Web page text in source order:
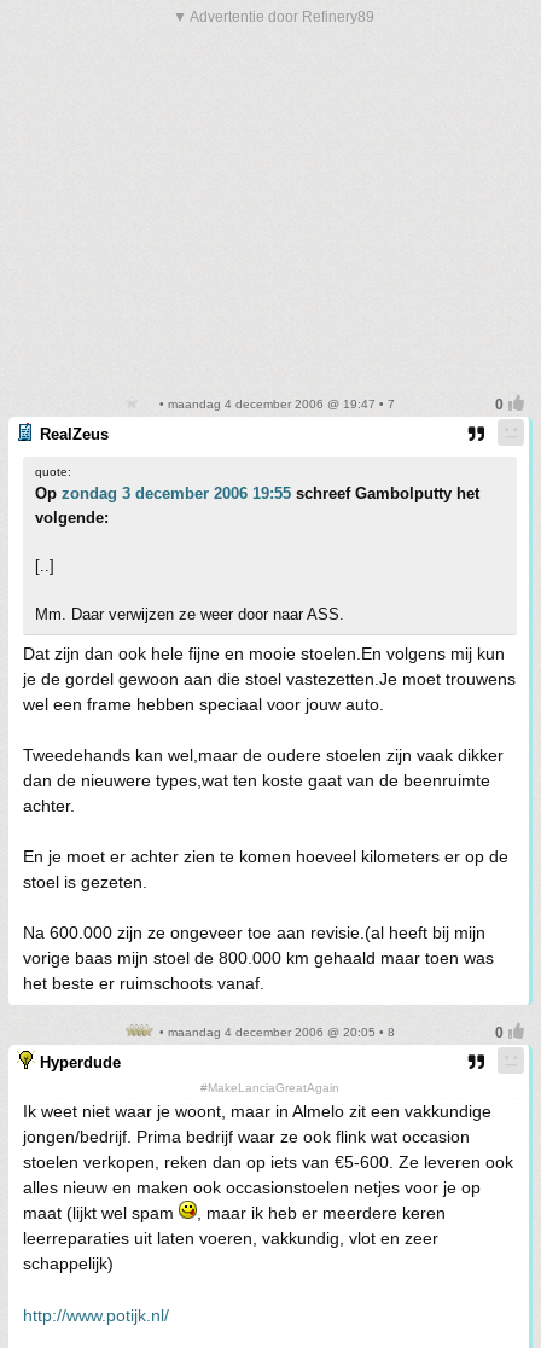
▼ Advertentie door Refinery89
• maandag 4 december 2006 @ 19:47 • 7
RealZeus
quote:
Op zondag 3 december 2006 19:55 schreef Gambolputty het
volgende:
[..]
Mm. Daar verwijzen ze weer door naar ASS.
Dat zijn dan ook hele fijne en mooie stoelen.En volgens mij kun
je de gordel gewoon aan die stoel vastezetten.Je moet trouwens
wel een frame hebben speciaal voor jouw auto.
Tweedehands kan wel,maar de oudere stoelen zijn vaak dikker
dan de nieuwere types,wat ten koste gaat van de beenruimte
achter.
En je moet er achter zien te komen hoeveel kilometers er op de
stoel is gezeten.
Na 600.000 zijn ze ongeveer toe aan revisie.(al heeft bij mijn
vorige baas mijn stoel de 800.000 km gehaald maar toen was
het beste er ruimschoots vanaf.
• maandag 4 december 2006 @ 20:05 • 8
Hyperdude
#MakeLanciaGreatAgain
Ik weet niet waar je woont, maar in Almelo zit een vakkundige
jongen/bedrijf. Prima bedrijf waar ze ook flink wat occasion
stoelen verkopen, reken dan op iets van €5-600. Ze leveren ook
alles nieuw en maken ook occasionstoelen netjes voor je op
maat (lijkt wel spam
, maar ik heb er meerdere keren
leerreparaties uit laten voeren, vakkundig, vlot en zeer
schappelijk)
http://www.potijk.nl/